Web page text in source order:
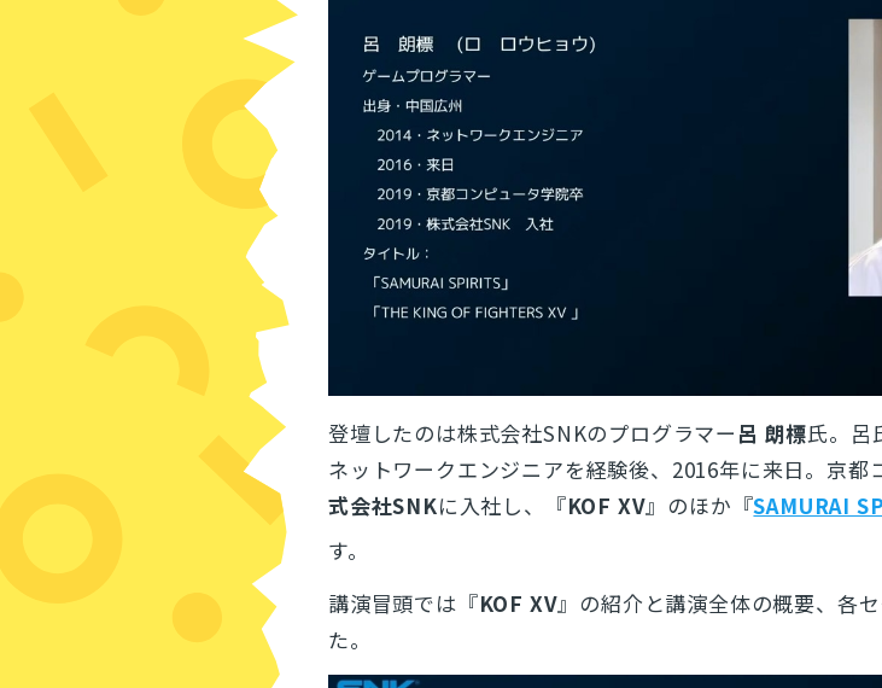
登壇したのは株式会社SNKのプログラマー 呂 朗標氏。呂
ネットワークエンジニアを経験後、2016年に来日。京都
式会社SNKに入社し、『KOF XV』のほか『SAMURAI
す。
講演冒頭では『KOF XV』の紹介と講演全体の概要、各
た。